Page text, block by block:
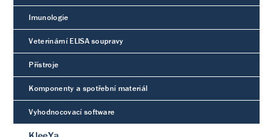
Imunologie
Veterinární ELISA soupravy
Přístroje
Komponenty a spotřební materiál
Vyhodnocovací software